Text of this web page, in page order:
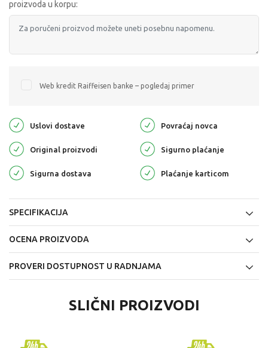
proizvoda u korpu:
Web kredit Raiffeisen banke – pogledaj primer
Uslovi dostave Povraćaj novca
Original proizvodi Sigurno plaćanje
Sigurna dostava Plaćanje karticom
SPECIFIKACIJA
OCENA PROIZVODA
PROVERI DOSTUPNOST U RADNJAMA
SLIČNI PROIZVODI